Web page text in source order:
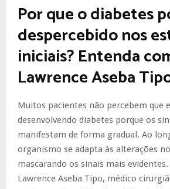
Por que o diabetes
despercebido nos
iniciais? Entenda
Lawrence Aseba
Muitos pacientes não percebem que
desenvolvendo diabetes porque os
manifestam de forma gradual. Ao
organismo se adapta às alterações
mascarando os sinais mais evidentes.
Lawrence Aseba Tipo, médico